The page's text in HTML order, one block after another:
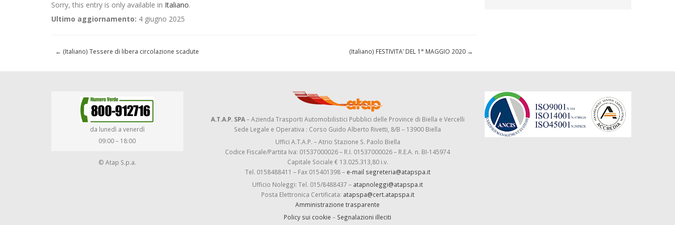
Sorry, this entry is only available in Italiano.
Ultimo aggiornamento: 4 giugno 2025
← (Italiano) Tessere di libera circolazione scadute (Italiano) FESTIVITA’ DEL 1° MAGGIO 2020 →
da lunedì a venerdì
09:00 – 18:00
© Atap S.p.a.
A.T.A.P. SPA– Azienda Trasporti Automobilistici Pubblici delle Province di Biella e Vercelli
Sede Legale e Operativa : Corso Guido Alberto Rivetti, 8/B – 13900 Biella
Uffici A.T.A.P. – Atrio Stazione S. Paolo Biella
Codice Fiscale/Partita Iva: 01537000026 – R.I. 01537000026 – R.E.A. n. BI-145974
Capitale Sociale € 13.025.313,80 i.v.
Tel. 0158488411 – Fax 015401398 – e-mail segreteria@atapspa.it
Ufficio Noleggi: Tel. 015/8488437 – atapnoleggi@atapspa.it
Posta Elettronica Certificata: atapspa@cert.atapspa.it
Amministrazione trasparente
Policy sui cookie – Segnalazioni illeciti